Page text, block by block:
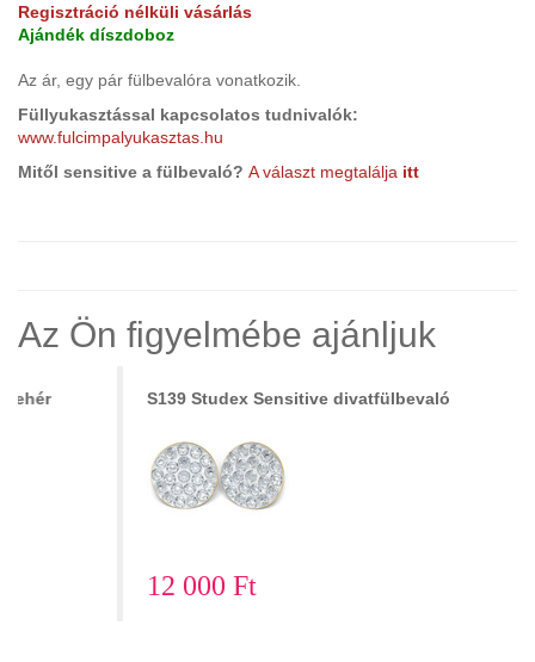
Regisztráció nélküli vásárlás
Ajándék díszdoboz
Az ár, egy pár fülbevalóra vonatkozik.
Füllyukasztással kapcsolatos tudnivalók:
www.fulcimpalyukasztas.hu
Mitől sensitive a fülbevaló? A választ megtalálja itt
Az Ön figyelmébe ajánljuk
S139 Studex Sensitive divatfülbevaló
12 000 Ft